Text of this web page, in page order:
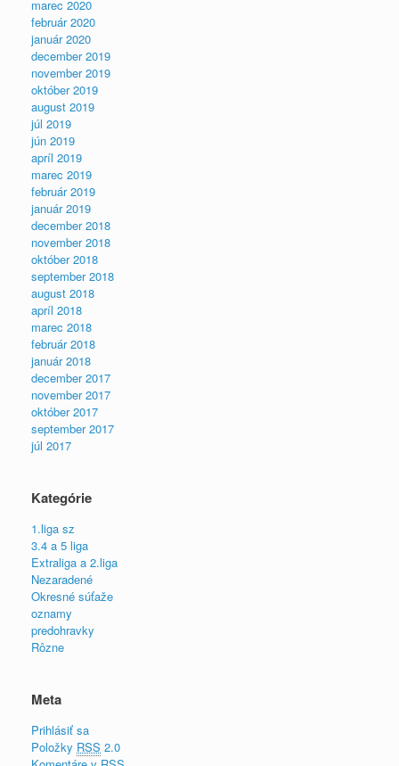
marec 2020
február 2020
január 2020
december 2019
november 2019
október 2019
august 2019
júl 2019
jún 2019
apríl 2019
marec 2019
február 2019
január 2019
december 2018
november 2018
október 2018
september 2018
august 2018
apríl 2018
marec 2018
február 2018
január 2018
december 2017
november 2017
október 2017
september 2017
júl 2017
Kategórie
1.liga sz
3.4 a 5 liga
Extraliga a 2.liga
Nezaradené
Okresné súťaže
oznamy
predohravky
Rôzne
Meta
Prihlásiť sa
Položky RSS 2.0